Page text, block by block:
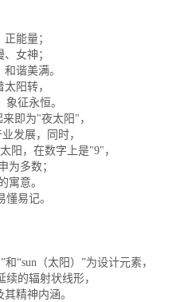
能量；
女神；
谐美满。
阳转，
征永恒。
即为"夜太阳"，
发展，同时，
阳，在数字上是"9"，
为多数；
寓意。
易记。
“sun（太阳）”为设计元素，
的辐射状线形，
精神内涵。